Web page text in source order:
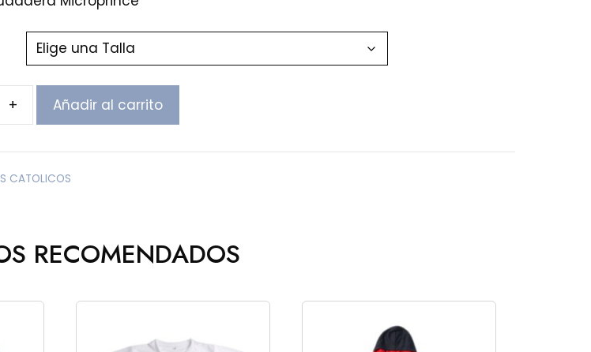
$130,000
hasta
$150,000
+ Añadir al carrito
CATOLICOS
RECOMENDADOS